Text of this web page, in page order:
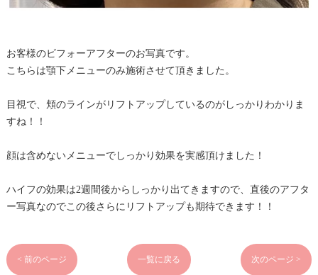
お客様のビフォーアフターのお写真です。
こちらは顎下メニューのみ施術させて頂きました。
目視で、頬のラインがリフトアップしているのがしっかりわかりま
すね！！
顔は含めないメニューでしっかり効果を実感頂けました！
ハイフの効果は2週間後からしっかり出てきますので、直後のアフタ
ー写真なのでこの後さらにリフトアップも期待できます！！
< 前のページ 一覧に戻る 次のページ >